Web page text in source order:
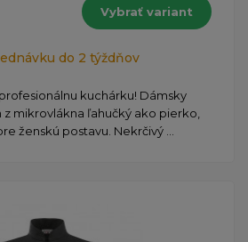
Vybrať variant
do 2 týždňov
kuchárku! Dámsky
mikrovlákna ľahučký ako pierko,
ženskú postavu. Nekrčivý ...